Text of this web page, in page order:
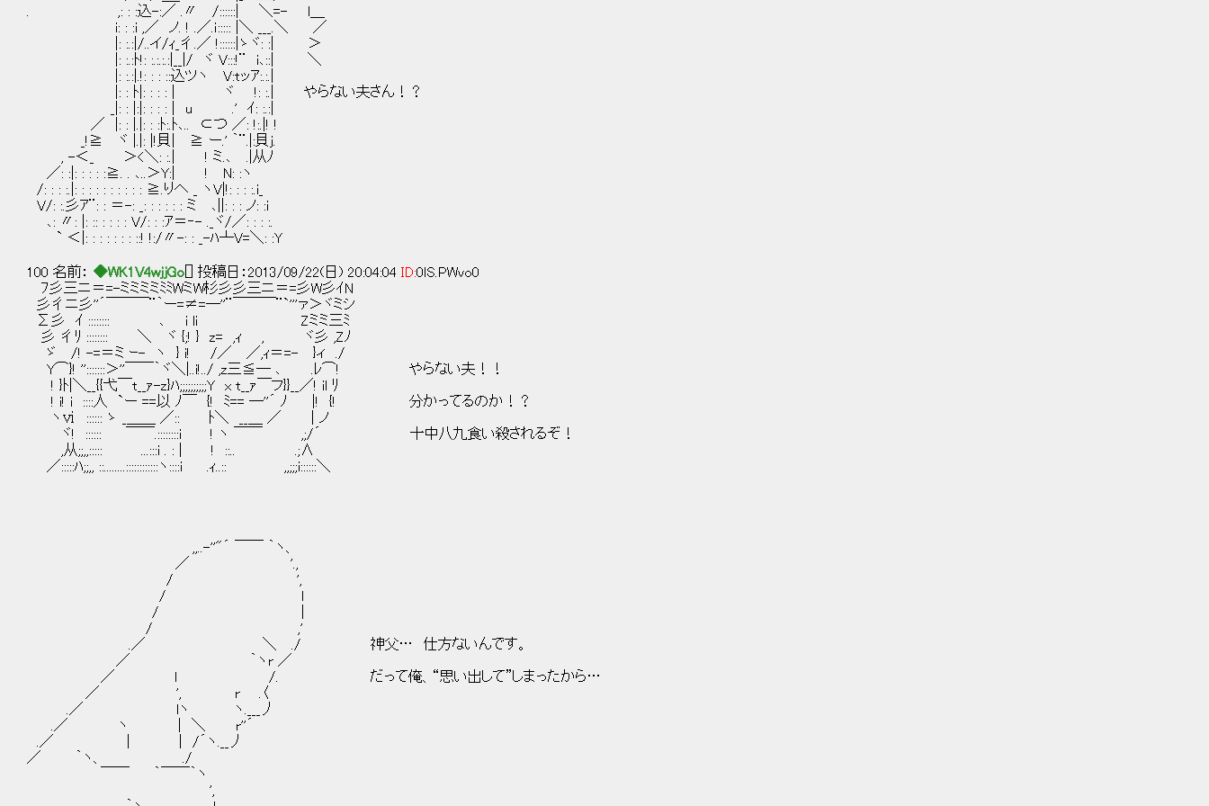
. ,: : :込-:／ .〃 /::::::| ＼=- l＿
i: : :i ,／ ノ. ! .／.ｉ::::: |＼ ___.＼ ／
|: :.:|/..イ/ｨ_彳.／ !::::::|ゝヾ: :| ＞
|: :.:ﾄ!: :.:.:.:|__|/ ヾ V:::!¨ i､::| ＼
|: :.:|.!: : : ::込ツヽ V:tッｱ:.:.|
|: : ﾄ|: : : : | ヾ !: :.| やらない夫さん！？
_|: : |:|: : : : | u .' ｲ: :.:|
／ |: : |.|: : :ﾄ:.ﾄ､.. ⊂つ ／: !:.|! !
_!≧ ヾ |.|: |!貝| ≧ ー.' ｀¨.|:貝j.
, -＜_ ＞<＼: :.| ! ミ.､ .|从ﾉ
／: :|: : : : :≧. . ､..＞Y:| ! N: :ヽ
/: : : :.|: : : : : : : : : : ≧.りへ _ ヽV|!: : : :.i_
V/: :.彡ｱ¨: : ＝-: _: : : : : : ミ ､||: : : ノ: :ｉ
､: 〃: |: :: : : : : V/: : :ｱ＝‐- ._ヾ/／: : : :.
` ＜|: : : : : : : ::! !:/〃-: : _-ﾊ┴V=＼: :Y
100 名前： ◆WK1V4wjjGo [] 投稿日：2013/09/22(日) 20:04:04 ID:0lS.PWvo0
ﾌ彡三ニ＝=-ミミミミﾐﾐWミW杉彡彡三ニ＝=彡W彡ｲN
彡彳ニ彡''´￣￣￣¨｀ー=≠=─''¨￣￣￣¨`'''ァ＞ヾミシ
Σ彡 ｲ :::::::: ､ i li Zミミ三ﾐ
彡 彳ﾘ :::::::: ＼ ヾ {;! } z= ,ｨ , ヾ彡 ,Zﾉ
ゞ /! -=＝ミ ｰ- ヽ } i! /／ ／,ｨ＝=- }ィ ./
Y⌒}! '':::::::＞''￣￣｀ヾ＼|..i!../ ,z三≦─ ､ .ﾚ⌒! やらない夫！！
! }ﾄ|＼__{{弋￣t__ｧ-z}ﾊ;;;;;;;;;;Y x t__ｧ￣フ}}__／! il ﾘ
! i! i ::::人 `ー ==以 ﾉ￣ {! ﾐ== ─''´ ﾉ |! {! 分かってるのか！？
ヽⅵ :::::: ゝ _＿＿ ／:: ﾄ＼ __＿ ／ | ノ
ヾ! :::::: ￣￣.::::::::i ! ヽ ￣￣ ,;/´ 十中八九食い殺されるぞ！
,从;;,,::::: ...:::i . : | ! ::.. .;∧
／:::::ﾊ;;,, ::........::::::::::::ヽ::::i .ｨ..:: ,,;;;i::::::＼
,,..-''"´ ￣￣ ｀ヽ、
／ '.,
/ ',
/ l
/ |
/ ,'
.／ ＼ ./ 神父… 仕方ないんです。
／ ｀ヽr ／
／ l /. だって俺、“思い出して”しまったから…
／ ', r .〈
.／ lヽ ヽ.___丿
.／ ヽ | ＼ r''´
.／ | | /´ヽ.__丿
／ ｀ヽ、 ./
￣￣ ｀￣￣｀ヽ
',